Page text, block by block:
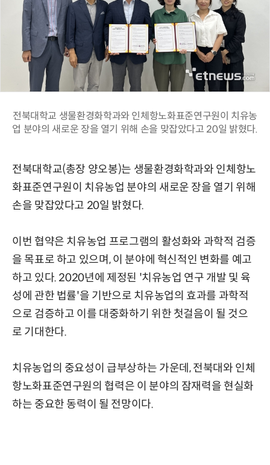
전북대학교 생물환경화학과와 인체항노화표준연구원이 치유농
업 분야의 새로운 장을 열기 위해 손을 맞잡았다고 20일 밝혔다.
전북대학교(총장 양오봉)는 생물환경화학과와 인체항노
화표준연구원이 치유농업 분야의 새로운 장을 열기 위해
손을 맞잡았다고 20일 밝혔다.
이번 협약은 치유농업 프로그램의 활성화와 과학적 검증
을 목표로 하고 있으며, 이 분야에 혁신적인 변화를 예고
하고 있다. 2020년에 제정된 '치유농업 연구 개발 및 육
성에 관한 법률'을 기반으로 치유농업의 효과를 과학적
으로 검증하고 이를 대중화하기 위한 첫걸음이 될 것으
로 기대한다.
치유농업의 중요성이 급부상하는 가운데, 전북대와 인체
항노화표준연구원의 협력은 이 분야의 잠재력을 현실화
하는 중요한 동력이 될 전망이다.